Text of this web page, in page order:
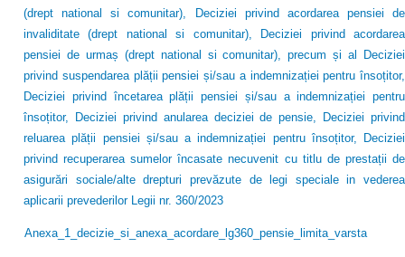
(drept national si comunitar), Deciziei privind acordarea pensiei de
invaliditate (drept national si comunitar), Deciziei privind acordarea
pensiei de urmaș (drept national si comunitar), precum și al Deciziei
privind suspendarea plății pensiei și/sau a indemnizației pentru însoțitor,
Deciziei privind încetarea plății pensiei și/sau a indemnizației pentru
însoțitor, Deciziei privind anularea deciziei de pensie, Deciziei privind
reluarea plății pensiei și/sau a indemnizației pentru însoțitor, Deciziei
privind recuperarea sumelor încasate necuvenit cu titlu de prestații de
asigurări sociale/alte drepturi prevăzute de legi speciale in vederea
aplicarii prevederilor Legii nr. 360/2023
Anexa_1_decizie_si_anexa_acordare_lg360_pensie_limita_varsta